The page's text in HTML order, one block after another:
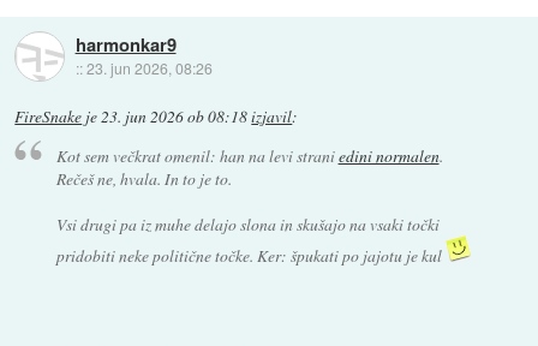
harmonkar9
::23. jun 2026, 08:26
FireSnake je23. jun 2026 ob 08:18izjavil:
Kot sem večkrat omenil: han na levi straniedini normalen.
Rečeš ne, hvala. In to je to.
Vsi drugi pa iz muhe delajo slona in skušajo na vsaki točki
pridobiti neke politične točke. Ker: špukati po jajotu je kul